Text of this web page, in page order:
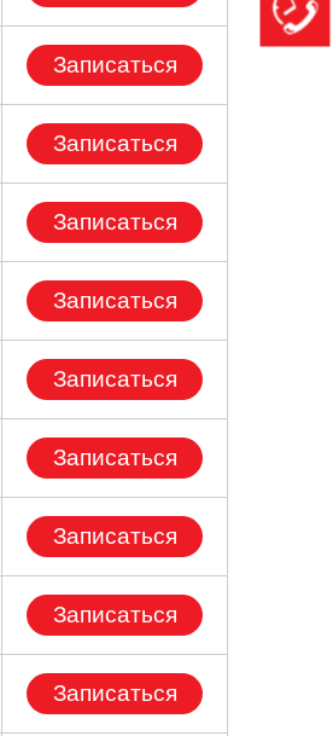
Записаться
Записаться
Записаться
Записаться
Записаться
Записаться
Записаться
Записаться
Записаться